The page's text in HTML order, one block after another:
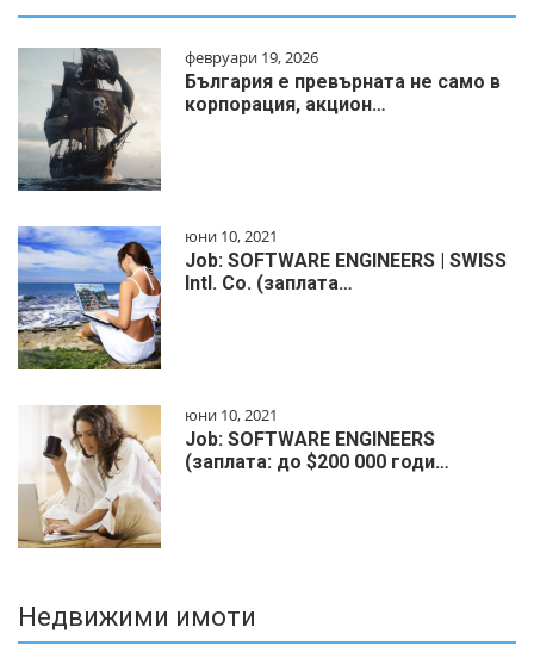
февруари 19, 2026
България е превърната не само в
корпорация, акцион…
юни 10, 2021
Job: SOFTWARE ENGINEERS | SWISS
Intl. Co. (заплата…
юни 10, 2021
Job: SOFTWARE ENGINEERS
(заплата: до $200 000 годи…
Недвижими имоти